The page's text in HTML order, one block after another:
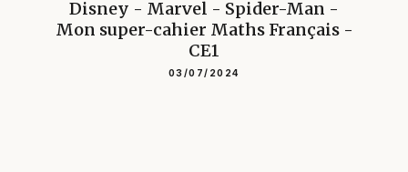
Disney - Marvel - Spider-Man -
Mon super-cahier Maths Français -
CE1
03/07/2024